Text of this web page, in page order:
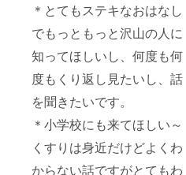
＊とてもステキなおはなし
でもっともっと沢山の人に
知ってほしいし、何度も何
度もくり返し見たいし、話
を聞きたいです。
＊小学校にも来てほしい～
くすりは身近だけどよくわ
からない話ですがとてもわ